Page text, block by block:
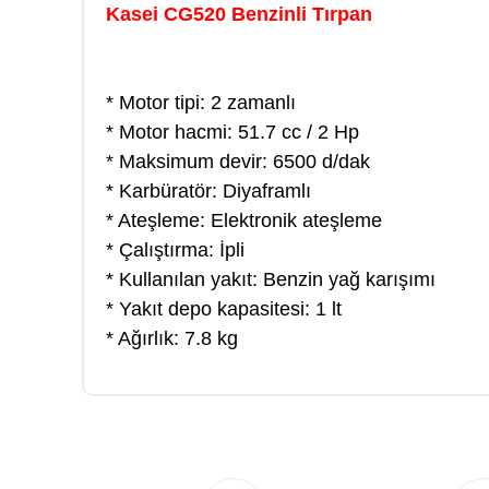
Kasei CG520 Benzinli Tırpan
* Motor tipi: 2 zamanlı
* Motor hacmi: 51.7 cc / 2 Hp
* Maksimum devir: 6500 d/dak
* Karbüratör: Diyaframlı
* Ateşleme: Elektronik ateşleme
* Çalıştırma: İpli
* Kullanılan yakıt: Benzin yağ karışımı
* Yakıt depo kapasitesi: 1 lt
* Ağırlık: 7.8 kg